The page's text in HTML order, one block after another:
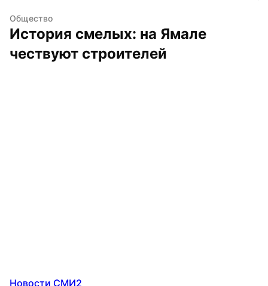
Общество
История смелых: на Ямале
чествуют строителей
Новости СМИ2